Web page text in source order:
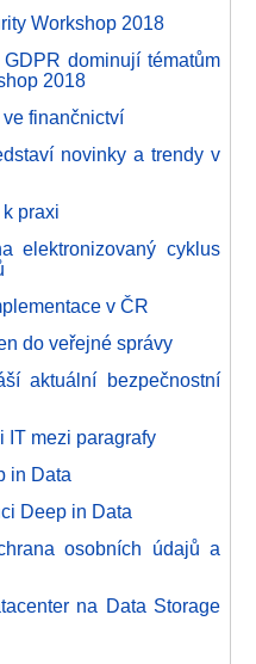
Workshop 2018
dominují tématům
2018
finančnictví
novinky a trendy v
praxi
elektronizovaný cyklus
v ČR
do veřejné správy
aktuální bezpečnostní
IT mezi paragrafy
in Data
Deep in Data
osobních údajů a
na Data Storage